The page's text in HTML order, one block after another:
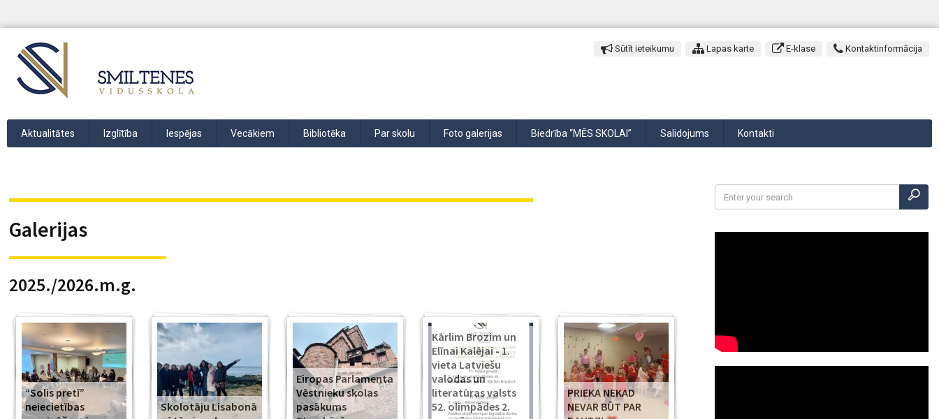
Sūtīt ieteikumu Lapas karte E-klase Kontaktinformācija
Aktualitātes Izglītība Iespējas Vecākiem Bibliotēka Par skolu Foto galerijas Biedrība “MĒS SKOLAI” Salidojums Kontakti
Galerijas
2025./2026.m.g.
“Solis pretī”
neiecietības
Skolotāju Lisabonā
Eiropas Parlamenta
Vēstnieku skolas
pasākums
Kārlim Brozim un
Elīnai Kalējai - 1.
vieta Latviešu
valodas un
literatūras valsts
52. olimpādes 2.
PRIEKA NEKAD
NEVAR BŪT PAR